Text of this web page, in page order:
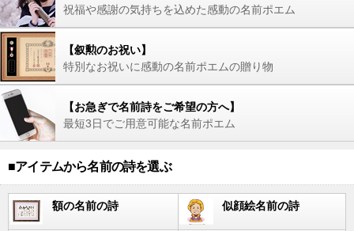
祝福や感謝の気持ちを込めた感動の名前ポエム
【叙勲のお祝い】
特別なお祝いに感動の名前ポエムの贈り物
【お急ぎで名前詩をご希望の方へ】
最短3日でご用意可能な名前ポエム
■アイテムから名前の詩を選ぶ
額の名前の詩 似顔絵名前の詩